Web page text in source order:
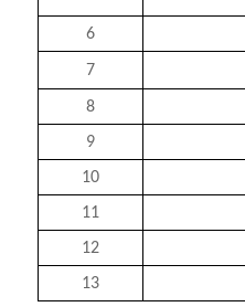
6
7
8
9
10
11
12
13